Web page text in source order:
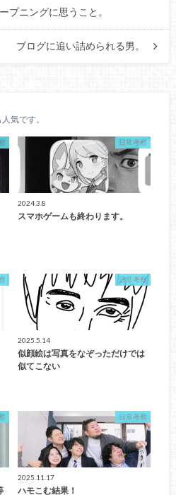
プニングに思うこと。
ブログに追い詰められる男。
気です。
日常考察
2024.3.8
スマホゲームも終わります。
日常考察
2025.5.14
似顔絵は写真をなぞっただけでは
似てこない
日常考察
2025.11.17
ハモこむ結果！